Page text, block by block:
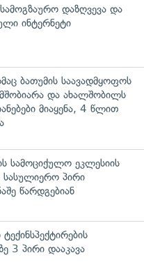
დაზღვევა და
ინტერნეტი
ბათუმის საავადმყოფოს
და ახალშობილს
მიაყენა, 4 წლით
სამოციქულო ეკლესიის
სასულიერო პირი
წარდგებიან
3 პირი დააკავა